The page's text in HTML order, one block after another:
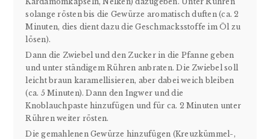
solange rösten bis die Gewürze aromatisch duften (ca. 2
Minuten, dies dient dazu die Geschmacksstoffe im Öl zu
lösen).
Dann die Zwiebel und den Zucker in die Pfanne geben
und unter ständigem Rühren anbraten. Die Zwiebel soll
leicht braun karamellisieren, aber dabei weich bleiben
(ca. 5 Minuten). Dann den Ingwer und die
Knoblauchpaste hinzufügen und für ca. 2 Minuten unter
Rühren weiter rösten.
Die gemahlenen Gewürze hinzufügen (Kreuzkümmel-,